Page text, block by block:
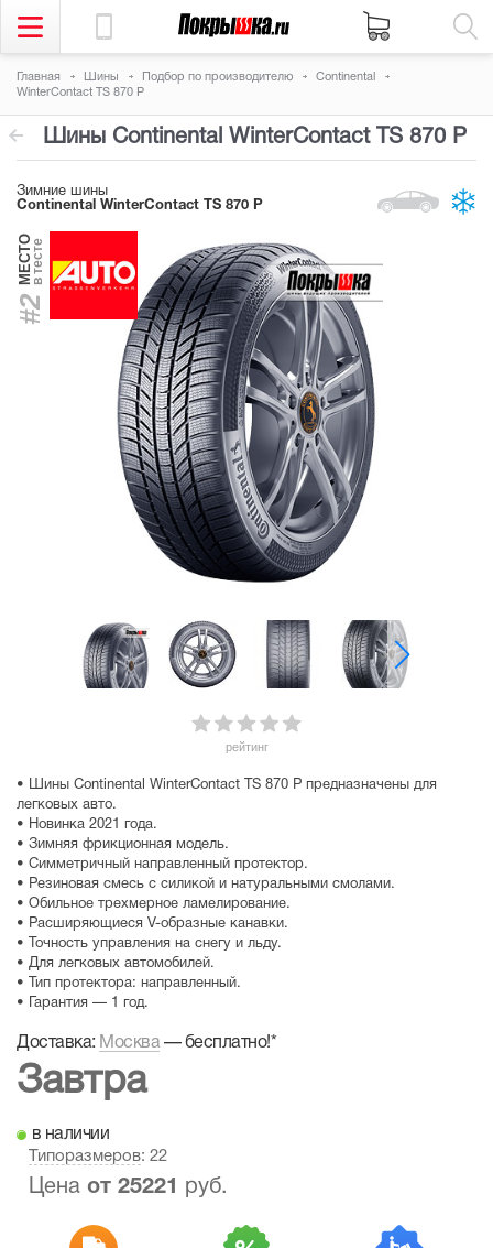
Главная Шины Подбор по производителю
Continental
WinterContact TS 870 P
Шины Continental WinterContact TS 870 P
Зимние шины
Continental WinterContact TS 870 P
рейтинг
#2
МЕСТОв тесте
• Шины Continental WinterContact TS 870 P предназначены для
легковых авто.
• Новинка 2021 года.
• Зимняя фрикционная модель.
• Симметричный направленный протектор.
• Резиновая смесь с силикой и натуральными смолами.
• Обильное трехмерное ламелирование.
• Расширяющиеся V-образные канавки.
• Точность управления на снегу и льду.
• Для легковых автомобилей.
• Тип протектора: направленный.
• Гарантия — 1 год.
Доставка: Москва— бесплатно!*
Завтра
в наличии
Типоразмеров: 22
Цена от 25221 руб.